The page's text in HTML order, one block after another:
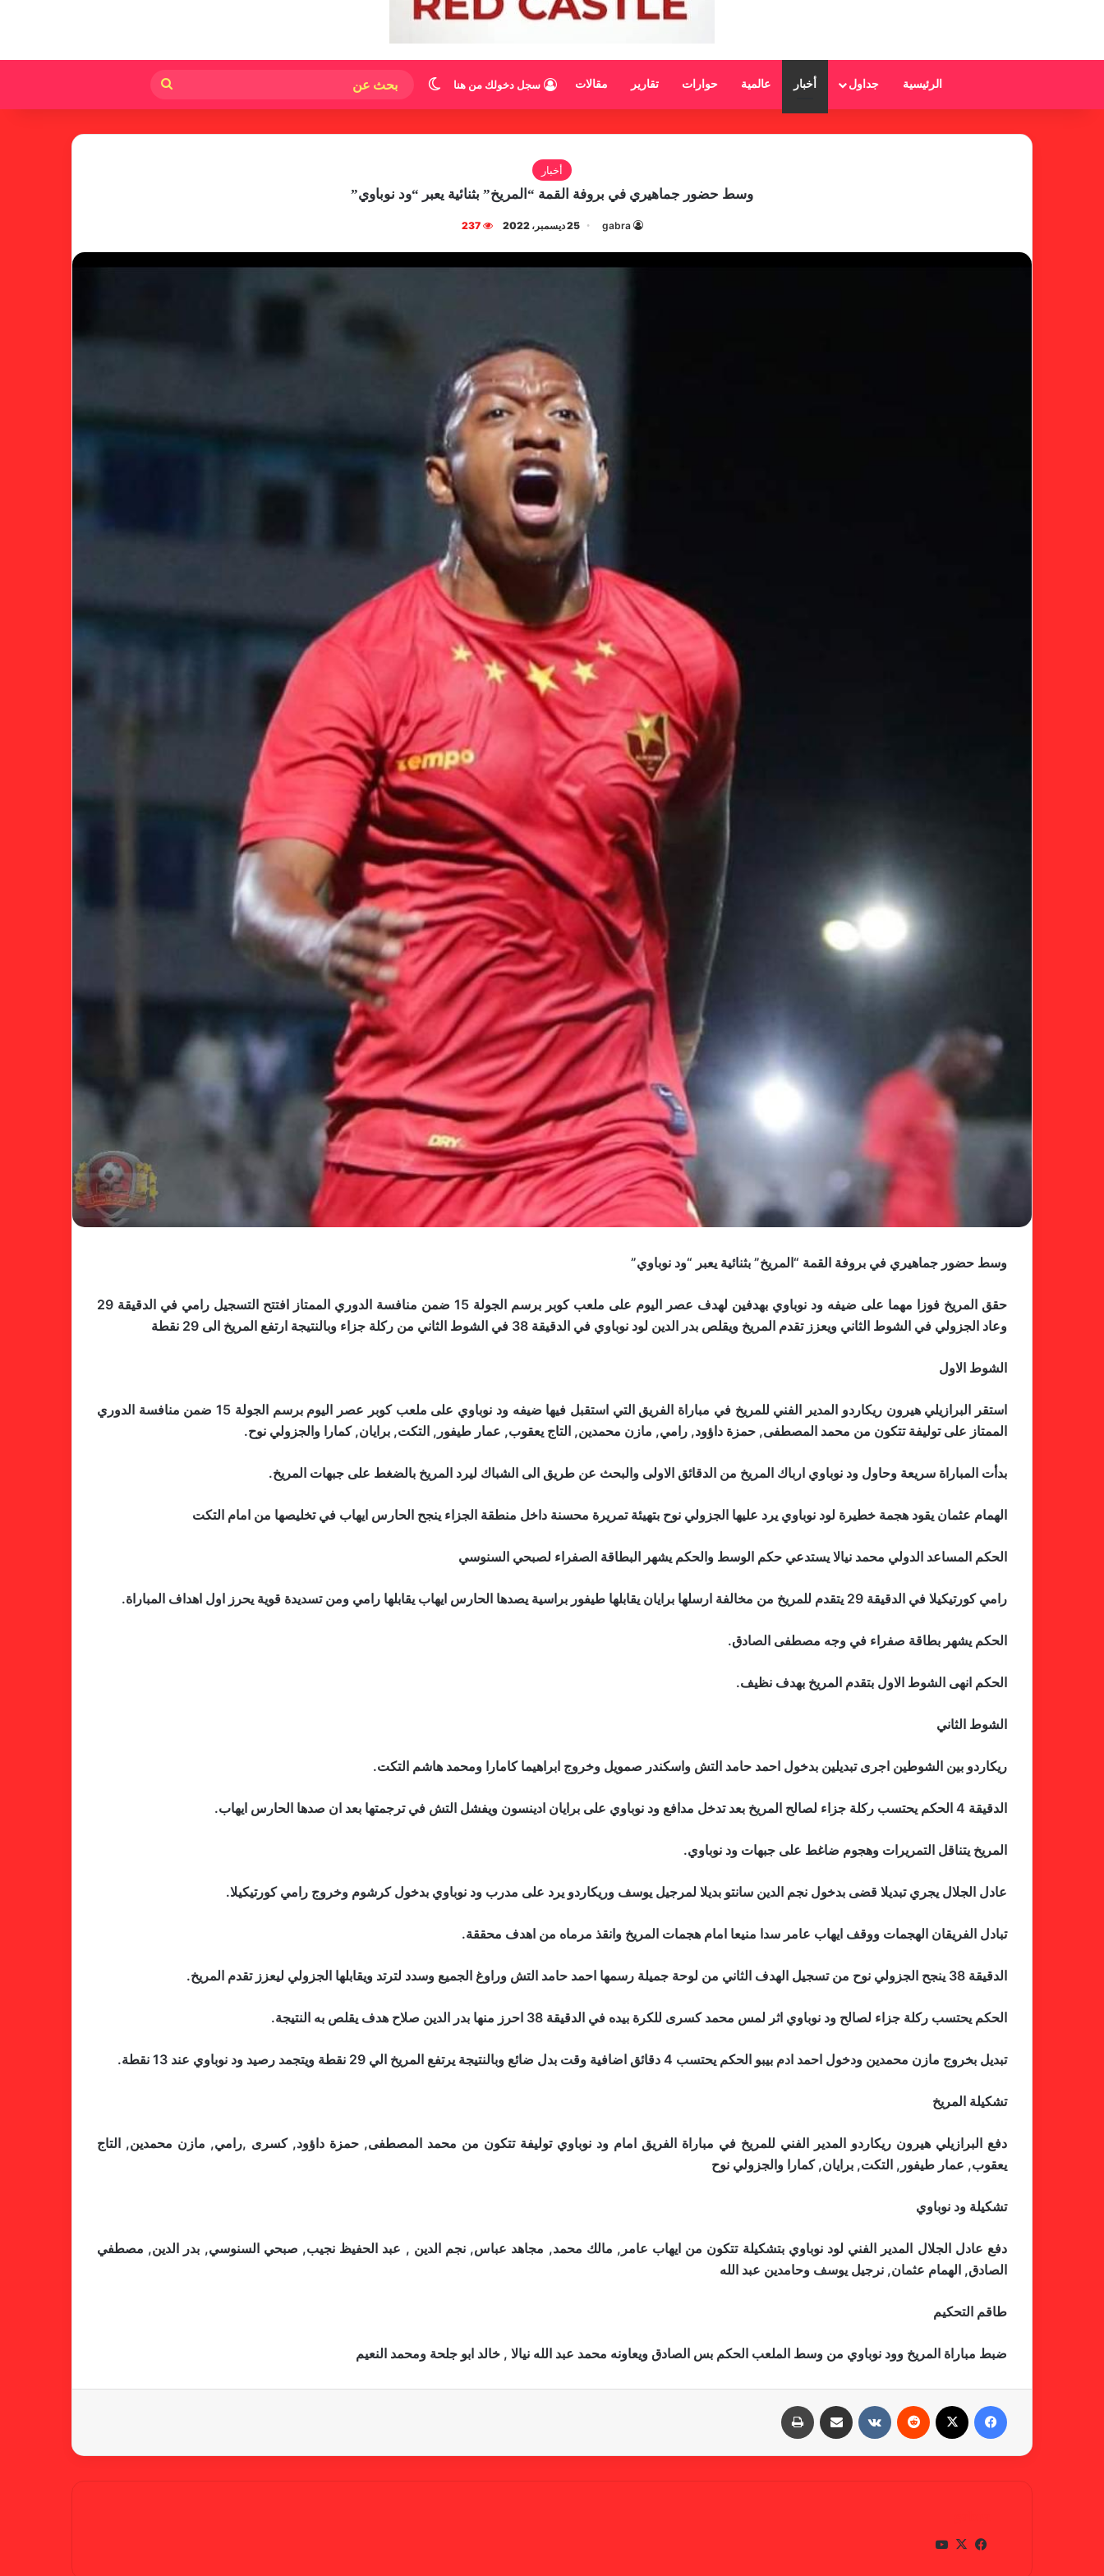
الرئيسية جداول أخبار عالمية حوارات تقارير مقالات سجل دخولك من هنا الوضع المظلم
عن
أخبار
وسط حضور جماهيري في بروفة القمة “المريخ” بثنائية يعبر “ود نوباوي”
gabra 25 ديسمبر، 2022 237
وسط حضور جماهيري في بروفة القمة “المريخ” بثنائية يعبر “ود نوباوي”
حقق المريخ فوزا مهما على ضيفه ود نوباوي بهدفين لهدف عصر اليوم على ملعب كوبر برسم الجولة 15 ضمن منافسة الدوري الممتاز افتتح التسجيل رامي في الدقيقة 29
وعاد الجزولي في الشوط الثاني ويعزز تقدم المريخ ويقلص بدر الدين لود نوباوي في الدقيقة 38 في الشوط الثاني من ركلة جزاء وبالنتيجة ارتفع المريخ الى 29 نقطة
الشوط الاول
استقر البرازيلي هيرون ريكاردو المدير الفني للمريخ في مباراة الفريق التي استقبل فيها ضيفه ود نوباوي على ملعب كوبر عصر اليوم برسم الجولة 15 ضمن منافسة الدوري
الممتاز على توليفة تتكون من محمد المصطفى, حمزة داؤود, رامي, مازن محمدين, التاج يعقوب, عمار طيفور, التكت, برايان, كمارا والجزولي نوح.
بدأت المباراة سريعة وحاول ود نوباوي ارباك المريخ من الدقائق الاولى والبحث عن طريق الى الشباك ليرد المريخ بالضغط على جبهات المريخ.
الهمام عثمان يقود هجمة خطيرة لود نوباوي يرد عليها الجزولي نوح بتهيئة تمريرة محسنة داخل منطقة الجزاء ينجح الحارس ايهاب في تخليصها من امام التكت
الحكم المساعد الدولي محمد نيالا يستدعي حكم الوسط والحكم يشهر البطاقة الصفراء لصبحي السنوسي
رامي كورتيكيلا في الدقيقة 29 يتقدم للمريخ من مخالفة ارسلها برايان يقابلها طيفور براسية يصدها الحارس ايهاب يقابلها رامي ومن تسديدة قوية يحرز اول اهداف المباراة.
الحكم يشهر بطاقة صفراء في وجه مصطفى الصادق.
الحكم انهى الشوط الاول بتقدم المريخ بهدف نظيف.
الشوط الثاني
ريكاردو بين الشوطين اجرى تبديلين بدخول احمد حامد التش واسكندر صمويل وخروج ابراهيما كامارا ومحمد هاشم التكت.
الدقيقة 4 الحكم يحتسب ركلة جزاء لصالح المريخ بعد تدخل مدافع ود نوباوي على برايان ادينسون ويفشل التش في ترجمتها بعد ان صدها الحارس ايهاب.
المريخ يتناقل التمريرات وهجوم ضاغط على جبهات ود نوباوي.
عادل الجلال يجري تبديلا قضى بدخول نجم الدين سانتو بديلا لمرجيل يوسف وريكاردو يرد على مدرب ود نوباوي بدخول كرشوم وخروج رامي كورتيكيلا.
تبادل الفريقان الهجمات ووقف ايهاب عامر سدا منيعا امام هجمات المريخ وانقذ مرماه من اهدف محققة.
الدقيقة 38 ينجح الجزولي نوح من تسجيل الهدف الثاني من لوحة جميلة رسمها احمد حامد التش وراوغ الجميع وسدد لترتد ويقابلها الجزولي ليعزز تقدم المريخ.
الحكم يحتسب ركلة جزاء لصالح ود نوباوي اثر لمس محمد كسرى للكرة بيده في الدقيقة 38 احرز منها بدر الدين صلاح هدف يقلص به النتيجة.
تبديل بخروج مازن محمدين ودخول احمد ادم بيبو الحكم يحتسب 4 دقائق اضافية وقت بدل ضائع وبالنتيجة يرتفع المريخ الي 29 نقطة ويتجمد رصيد ود نوباوي عند 13 نقطة.
تشكيلة المريخ
دفع البرازيلي هيرون ريكاردو المدير الفني للمريخ في مباراة الفريق امام ود نوباوي توليفة تتكون من محمد المصطفى, حمزة داؤود, كسرى ,رامي, مازن محمدين, التاج
يعقوب, عمار طيفور, التكت, برايان, كمارا والجزولي نوح
تشكيلة ود نوباوي
دفع عادل الجلال المدير الفني لود نوباوي بتشكيلة تتكون من ايهاب عامر, مالك محمد, مجاهد عباس, نجم الدين , عبد الحفيظ نجيب, صبحي السنوسي, بدر الدين, مصطفي
الصادق, الهمام عثمان, نرجيل يوسف وحامدين عبد الله
طاقم التحكيم
ضبط مباراة المريخ وود نوباوي من وسط الملعب الحكم بس الصادق ويعاونه محمد عبد الله نيالا , خالد ابو جلحة ومحمد النعيم
في
X